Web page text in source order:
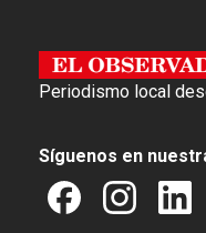
Periodismo local
Síguenos en